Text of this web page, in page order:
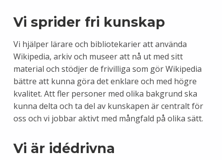
Vi sprider fri kunskap
Vi hjälper lärare och bibliotekarier att använda
Wikipedia, arkiv och museer att nå ut med sitt
material och stödjer de frivilliga som gör Wikipedia
bättre att kunna göra det enklare och med högre
kvalitet. Att fler personer med olika bakgrund ska
kunna delta och ta del av kunskapen är centralt för
oss och vi jobbar aktivt med mångfald på olika sätt.
Vi är idédrivna